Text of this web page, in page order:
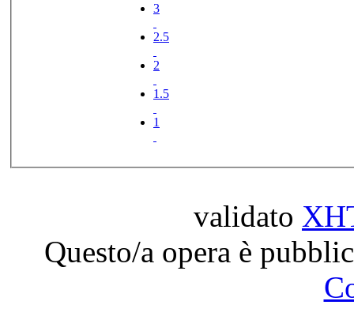
3
2.5
2
1.5
1
validato
Questo/a opera è